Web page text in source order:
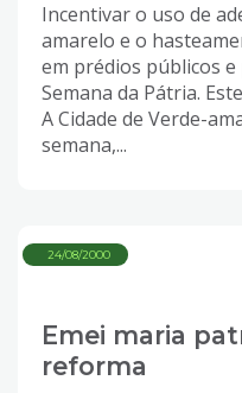
Incentivar o uso de
amarelo e o
em prédios públicos
Semana da Pátria.
A Cidade de Verde-
semana,...
24/08/2000
Emei maria
reforma